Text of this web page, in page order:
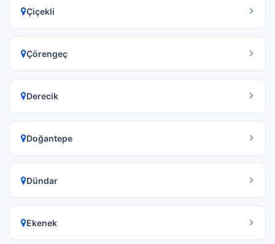
Çiçekli
Çörengeç
Derecik
Doğantepe
Dündar
Ekenek